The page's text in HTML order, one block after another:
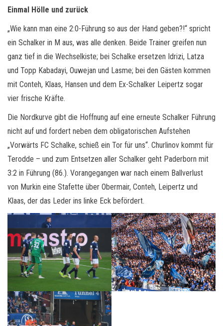
Einmal Hölle und zurück
„Wie kann man eine 2:0-Führung so aus der Hand geben?!“ spricht
ein Schalker in M aus, was alle denken. Beide Trainer greifen nun
ganz tief in die Wechselkiste; bei Schalke ersetzen Idrizi, Latza
und Topp Kabadayi, Ouwejan und Lasme; bei den Gästen kommen
mit Conteh, Klaas, Hansen und dem Ex-Schalker Leipertz sogar
vier frische Kräfte.
Die Nordkurve gibt die Hoffnung auf eine erneute Schalker Führung
nicht auf und fordert neben dem obligatorischen Aufstehen
„Vorwärts FC Schalke, schieß ein Tor für uns“. Churlinov kommt für
Terodde – und zum Entsetzen aller Schalker geht Paderborn mit
3:2 in Führung (86.). Vorangegangen war nach einem Ballverlust
von Murkin eine Stafette über Obermair, Conteh, Leipertz und
Klaas, der das Leder ins linke Eck befördert.